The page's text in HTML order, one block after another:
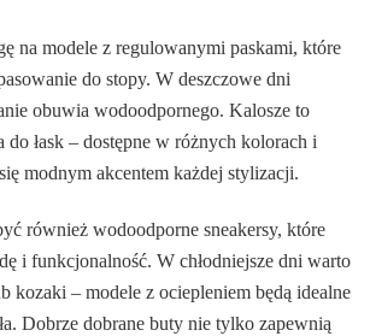
na modele z regulowanymi paskami, które
do stopy. W deszczowe dni
obuwia wodoodpornego. Kalosze to
do łask – dostępne w różnych kolorach i
modnym akcentem każdej stylizacji.
również wodoodporne sneakersy, które
i funkcjonalność. W chłodniejsze dni warto
kozaki – modele z ociepleniem będą idealne
Dobrze dobrane buty nie tylko zapewnią